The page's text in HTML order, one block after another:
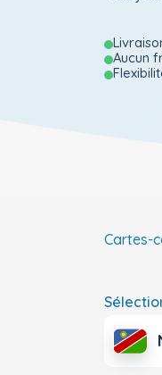
Aucun
Cartes-